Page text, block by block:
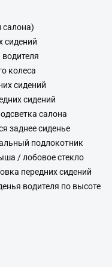
сидений
колеса
сидений
сидений
салона
заднее сиденье
подлокотник
/ лобовое стекло
передних сидений
водителя по высоте